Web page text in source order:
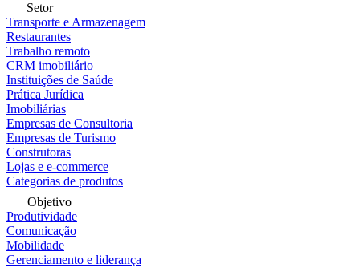
Setor
Transporte e Armazenagem
Restaurantes
Trabalho remoto
CRM imobiliário
Instituições de Saúde
Prática Jurídica
Imobiliárias
Empresas de Consultoria
Empresas de Turismo
Construtoras
Lojas e e-commerce
Categorias de produtos
Objetivo
Produtividade
Comunicação
Mobilidade
Gerenciamento e liderança